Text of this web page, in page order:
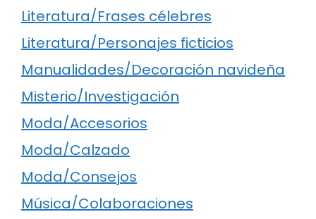
Literatura/Frases célebres
Literatura/Personajes ficticios
Manualidades/Decoración navideña
Misterio/Investigación
Moda/Accesorios
Moda/Calzado
Moda/Consejos
Música/Colaboraciones